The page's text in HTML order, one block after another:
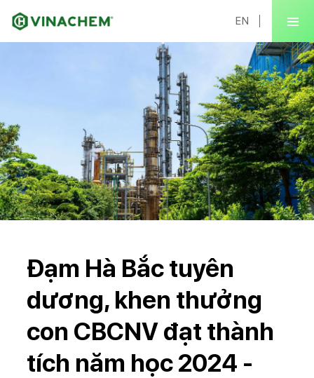
EN
Đạm Hà Bắc tuyên
dương, khen thưởng
con CBCNV đạt thành
tích năm học 2024 -